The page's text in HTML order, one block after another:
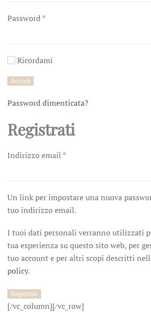
Password*Richiesto
Ricordami
Accedi
Password dimenticata?
Registrati
Indirizzo email *Richiesto
Un link per impostare una nuova
tuo indirizzo email.
I tuoi dati personali verranno utilizzati
tua esperienza su questo sito web, per
tuo account e per altri scopi descritti
policy.
Registrati
[/vc_column][/vc_row]